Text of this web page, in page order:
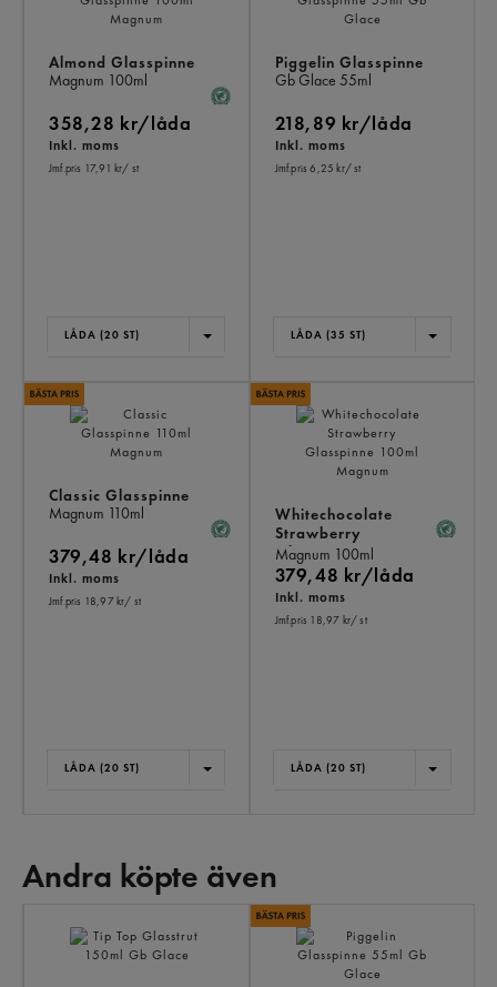
Almond Glasspinne
Magnum 100ml
358,28 kr/låda
Inkl. moms
Jmf.pris 17,91 kr/ st
LÅDA (20 ST)
Piggelin Glasspinne
Gb Glace 55ml
218,89 kr/låda
Inkl. moms
Jmf.pris 6,25 kr/ st
LÅDA (35 ST)
Classic Glasspinne
Magnum 110ml
379,48 kr/låda
Inkl. moms
Jmf.pris 18,97 kr/ st
LÅDA (20 ST)
Whitechocolate
Strawberry
Glasspinne
Magnum 100ml
379,48 kr/låda
Inkl. moms
Jmf.pris 18,97 kr/ st
LÅDA (20 ST)
Andra köpte även